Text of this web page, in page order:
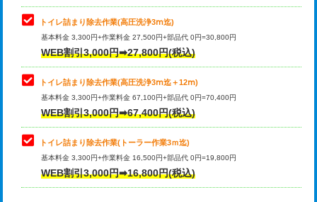
トイレ詰まり除去作業(高圧洗浄3ⅿ迄)
基本料金 3,300円+作業料金 27,500円+部品代 0円=30,800円
WEB割引3,000円➡27,800円(税込)
トイレ詰まり除去作業(高圧洗浄3ⅿ迄＋12ⅿ)
基本料金 3,300円+作業料金 67,100円+部品代 0円=70,400円
WEB割引3,000円➡67,400円(税込)
トイレ詰まり除去作業(トーラー作業3ｍ迄)
基本料金 3,300円+作業料金 16,500円+部品代 0円=19,800円
WEB割引3,000円➡16,800円(税込)